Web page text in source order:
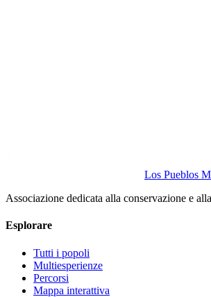
Los Pueblos
Associazione dedicata alla conservazione e
Esplorare
Tutti i popoli
Multiesperienze
Percorsi
Mappa interattiva